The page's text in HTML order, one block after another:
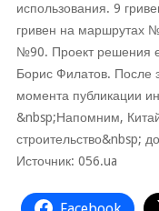
использования. 9
гривен на маршрутах
№90. Проект решения
Борис Филатов. После
момента публикации
&nbsp;Напомним,
строительство&nbsp;
Источник: 056.ua